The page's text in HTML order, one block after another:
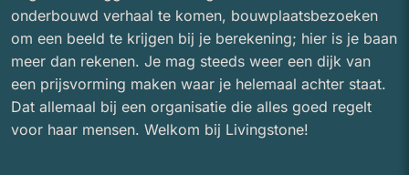
onderbouwd verhaal te komen, bouwplaatsbezoeken
om een beeld te krijgen bij je berekening; hier is je baan
meer dan rekenen. Je mag steeds weer een dijk van
een prijsvorming maken waar je helemaal achter staat.
Dat allemaal bij een organisatie die alles goed regelt
voor haar mensen. Welkom bij Livingstone!